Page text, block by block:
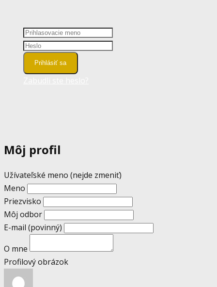
Prihlásiť sa
Môj profil
Užívateľské meno (nejde zmeniť)
Meno
Priezvisko
Môj odbor
E-mail (povinný)
O mne
Profilový obrázok